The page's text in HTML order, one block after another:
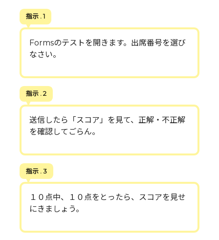
指示 . 1
Formsのテストを開きます。出席番号を選び
なさい。
指示 . 2
送信したら「スコア」を見て、正解・不正解
を確認してごらん。
指示 . 3
１０点中、１０点をとったら、スコアを見せ
にきましょう。